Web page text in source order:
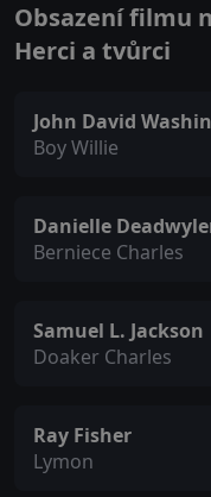
Obsazení filmu
Herci a tvůrci
John David
Boy Willie
Danielle
Berniece Charles
Samuel L. Jackson
Doaker Charles
Ray Fisher
Lymon